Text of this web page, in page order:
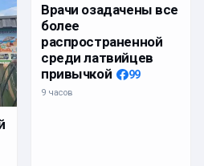
Врачи озадачены все
более
распространенной
среди латвийцев
привычкой
99
9 часов